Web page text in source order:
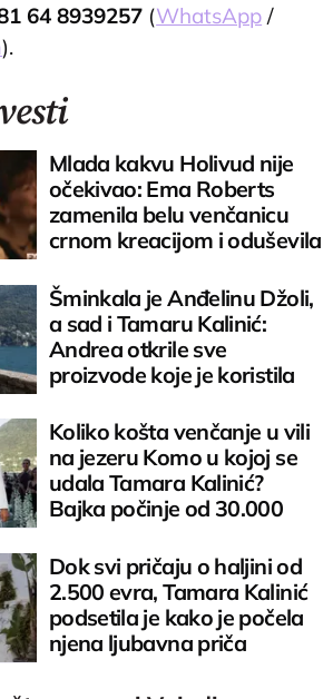
64 8939257 (WhatsApp /
).
Mlada kakvu Holivud nije
očekivao: Ema Roberts
zamenila belu venčanicu
crnom kreacijom i oduševila
Šminkala je Anđelinu Džoli,
a sad i Tamaru Kalinić:
Andrea otkrile sve
proizvode koje je koristila
Koliko košta venčanje u vili
na jezeru Komo u kojoj se
udala Tamara Kalinić?
Bajka počinje od 30.000
Dok svi pričaju o haljini od
2.500 evra, Tamara Kalinić
podsetila je kako je počela
njena ljubavna priča